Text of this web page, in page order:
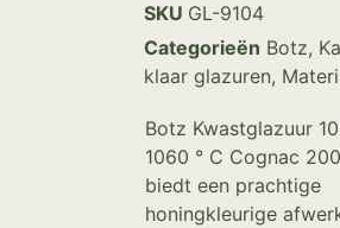
SKU GL-9104
Categorieën Botz,
klaar glazuren,
Botz Kwastglazuur
1060 ° C Cognac
biedt een prachtige
honingkleurige